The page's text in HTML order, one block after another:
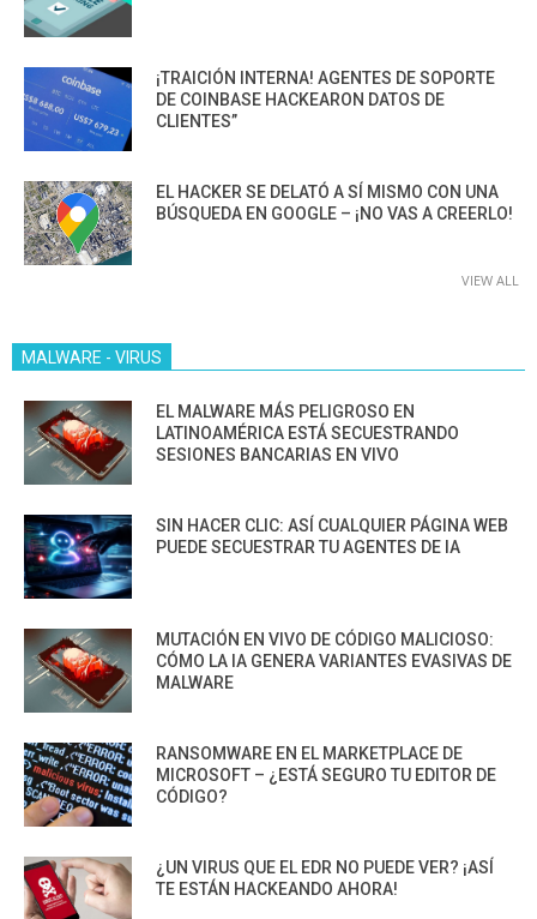
¡TRAICIÓN INTERNA! AGENTES DE SOPORTE
DE COINBASE HACKEARON DATOS DE
CLIENTES”
EL HACKER SE DELATÓ A SÍ MISMO CON UNA
BÚSQUEDA EN GOOGLE – ¡NO VAS A CREERLO!
VIEW ALL
MALWARE - VIRUS
EL MALWARE MÁS PELIGROSO EN
LATINOAMÉRICA ESTÁ SECUESTRANDO
SESIONES BANCARIAS EN VIVO
SIN HACER CLIC: ASÍ CUALQUIER PÁGINA WEB
PUEDE SECUESTRAR TU AGENTES DE IA
MUTACIÓN EN VIVO DE CÓDIGO MALICIOSO:
CÓMO LA IA GENERA VARIANTES EVASIVAS DE
MALWARE
RANSOMWARE EN EL MARKETPLACE DE
MICROSOFT – ¿ESTÁ SEGURO TU EDITOR DE
CÓDIGO?
¿UN VIRUS QUE EL EDR NO PUEDE VER? ¡ASÍ
TE ESTÁN HACKEANDO AHORA!